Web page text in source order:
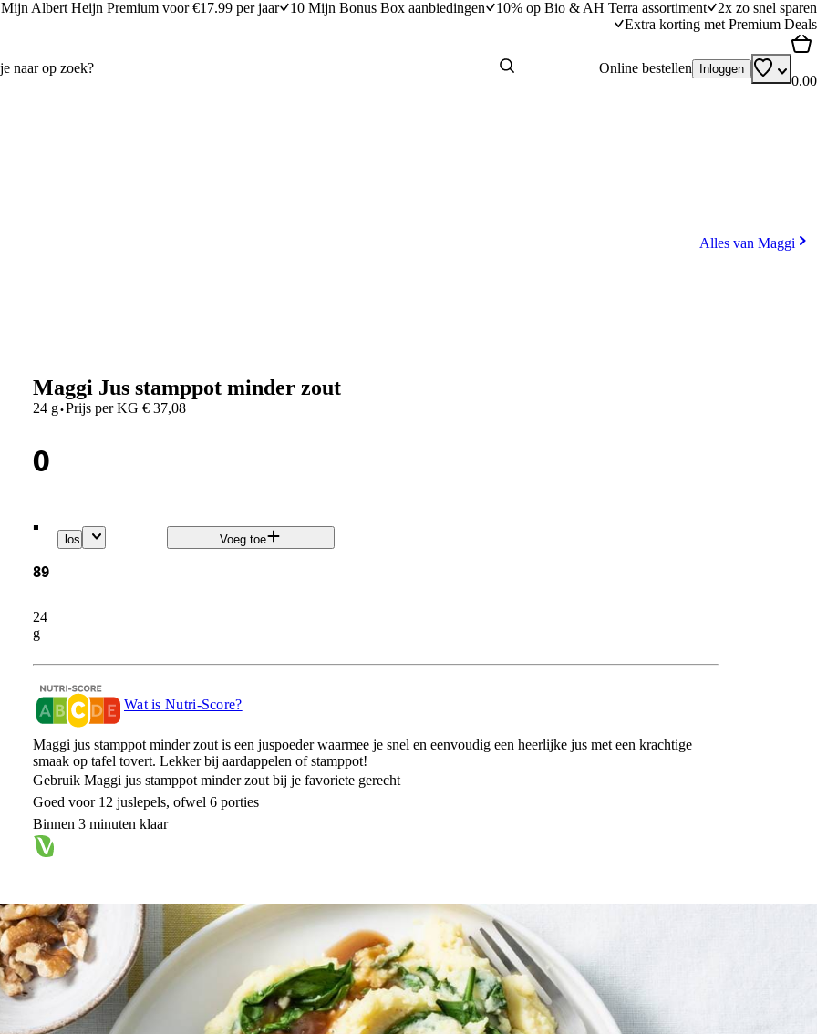
Mijn Albert Heijn Premium voor €17.99 per jaar 10 Mijn Bonus Box aanbiedingen 10% op Bio & AH Terra assortiment
2x zo snel sparen
Extra korting met Premium Deals
Online bestellen Inloggen
0.00
Alles van Maggi
Maggi Jus stamppot minder zout
24 g·Prijs per KG € 37,08
0
.
89
24
g
los Voeg toe
Wat is Nutri-Score?
Maggi jus stamppot minder zout is een juspoeder waarmee je snel en eenvoudig een heerlijke jus met een krachtige
smaak op tafel tovert. Lekker bij aardappelen of stamppot!
Gebruik Maggi jus stamppot minder zout bij je favoriete gerecht
Goed voor 12 juslepels, ofwel 6 porties
Binnen 3 minuten klaar